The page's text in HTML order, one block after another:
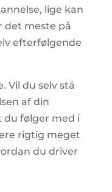
lige kan
det meste på
efterfølgende
Vil du selv stå
af din
følger med i
rigtig meget
du driver